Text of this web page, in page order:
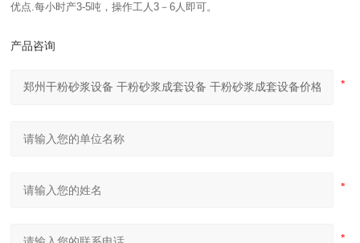
优点.每小时产3-5吨，操作工人3－6人即可。
产品咨询